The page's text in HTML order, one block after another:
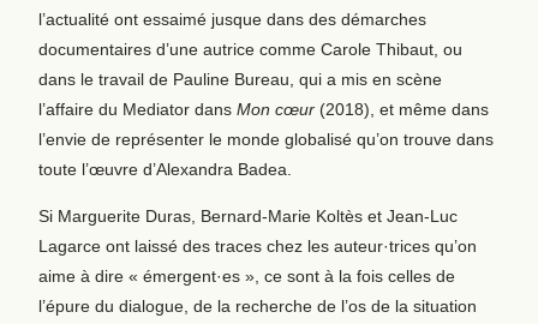
l’actualité ont essaimé jusque dans des démarches
documentaires d’une autrice comme Carole Thibaut, ou
dans le travail de Pauline Bureau, qui a mis en scène
l’affaire du Mediator dans Mon cœur (2018), et même dans
l’envie de représenter le monde globalisé qu’on trouve dans
toute l’œuvre d’Alexandra Badea.
Si Marguerite Duras, Bernard-Marie Koltès et Jean-Luc
Lagarce ont laissé des traces chez les auteur·trices qu’on
aime à dire « émergent·es », ce sont à la fois celles de
l’épure du dialogue, de la recherche de l’os de la situation